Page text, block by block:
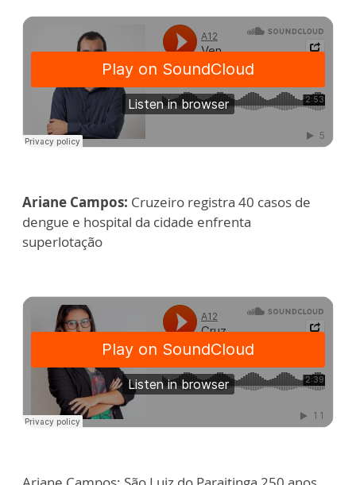
Ariane Campos: Cruzeiro registra 40 casos de
dengue e hospital da cidade enfrenta
superlotação